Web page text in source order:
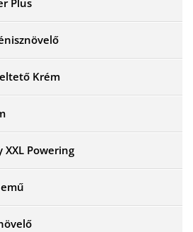
Plus
Krém
XXL Powering